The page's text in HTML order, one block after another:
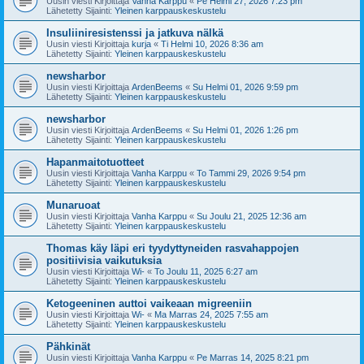
Lähetetty Sijainti: Yleinen karppauskeskustelu
Insuliiniresistenssi ja jatkuva nälkä
Uusin viesti Kirjoittaja kurja « Ti Helmi 10, 2026 8:36 am
Lähetetty Sijainti: Yleinen karppauskeskustelu
newsharbor
Uusin viesti Kirjoittaja ArdenBeems « Su Helmi 01, 2026 9:59 pm
Lähetetty Sijainti: Yleinen karppauskeskustelu
newsharbor
Uusin viesti Kirjoittaja ArdenBeems « Su Helmi 01, 2026 1:26 pm
Lähetetty Sijainti: Yleinen karppauskeskustelu
Hapanmaitotuotteet
Uusin viesti Kirjoittaja Vanha Karppu « To Tammi 29, 2026 9:54 pm
Lähetetty Sijainti: Yleinen karppauskeskustelu
Munaruoat
Uusin viesti Kirjoittaja Vanha Karppu « Su Joulu 21, 2025 12:36 am
Lähetetty Sijainti: Yleinen karppauskeskustelu
Thomas käy läpi eri tyydyttyneiden rasvahappojen
positiivisia vaikutuksia
Uusin viesti Kirjoittaja Wi- « To Joulu 11, 2025 6:27 am
Lähetetty Sijainti: Yleinen karppauskeskustelu
Ketogeeninen auttoi vaikeaan migreeniin
Uusin viesti Kirjoittaja Wi- « Ma Marras 24, 2025 7:55 am
Lähetetty Sijainti: Yleinen karppauskeskustelu
Pähkinät
Uusin viesti Kirjoittaja Vanha Karppu « Pe Marras 14, 2025 8:21 pm